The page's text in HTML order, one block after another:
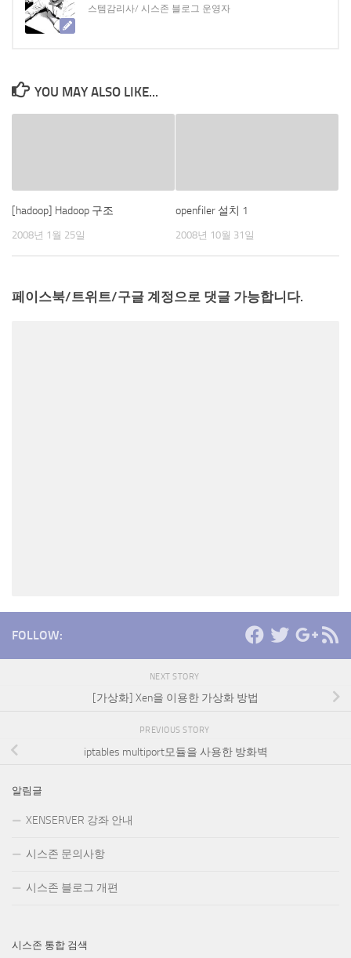
스템감리사/ 시스존 블로그 운영자
YOU MAY ALSO LIKE...
[hadoop] Hadoop 구조
2008년 1월 25일
openfiler 설치 1
2008년 10월 31일
페이스북/트위트/구글 계정으로 댓글 가능합니다.
FOLLOW:
NEXT STORY
[가상화] Xen을 이용한 가상화 방법
PREVIOUS STORY
iptables multiport모듈을 사용한 방화벽
알림글
XENSERVER 강좌 안내
시스존 문의사항
시스존 블로그 개편
시스존 통합 검색